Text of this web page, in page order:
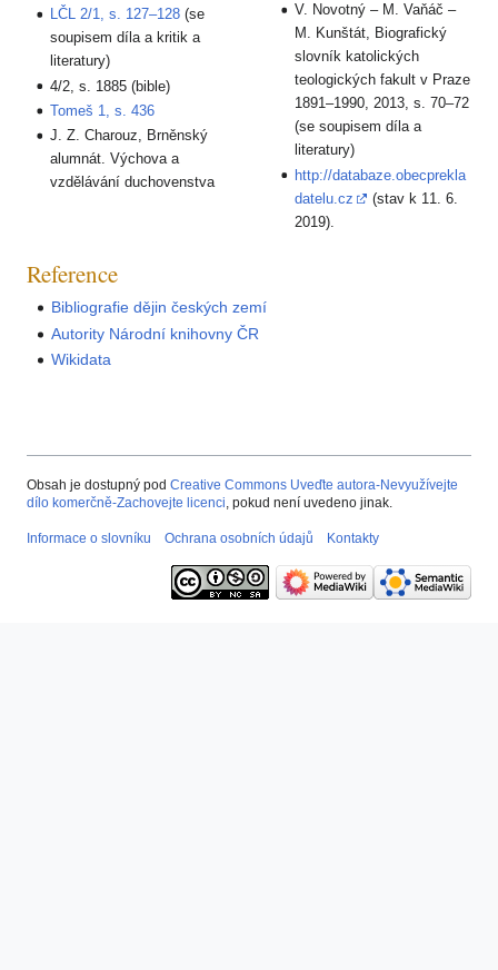
LČL 2/1, s. 127–128 (se
soupisem díla a kritik a
literatury)
4/2, s. 1885 (bible)
Tomeš 1, s. 436
J. Z. Charouz, Brněnský
alumnát. Výchova a
vzdělávání duchovenstva
V. Novotný – M. Vaňáč –
M. Kunštát, Biografický
slovník katolických
teologických fakult v Praze
1891–1990, 2013, s. 70–72
(se soupisem díla a
literatury)
http://databaze.obecprekla
datelu.cz
(stav k 11. 6.
2019).
Reference
Bibliografie dějin českých zemí
Autority Národní knihovny ČR
Wikidata
Obsah je dostupný pod Creative Commons Uveďte autora-Nevyužívejte
dílo komerčně-Zachovejte licenci, pokud není uvedeno jinak.
Informace o slovníku Ochrana osobních údajů Kontakty